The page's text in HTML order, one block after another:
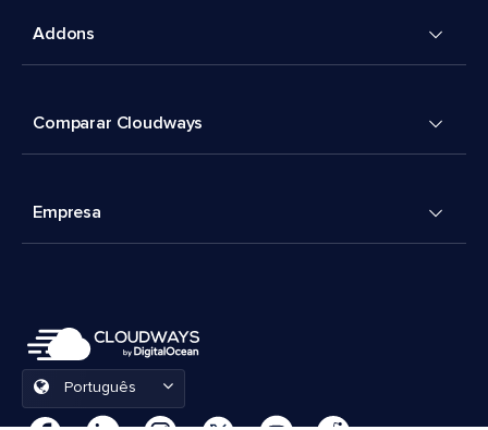
Addons
Comparar Cloudways
Empresa
Português